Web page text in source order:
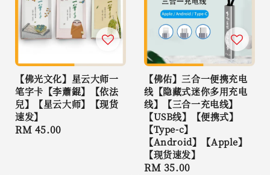
【佛光文化】星云大师一
笔字卡【李蕭錕】【依法
兒】【星云大师】【现货
速发】
Regular
RM 45.00
【佛佑】三合一便携充电
线【隐藏式迷你多用充电
线】【三合一充电线】
【USB线】【便携式】
【Type-c】
【Android】【Apple】
【现货速发】
Regular
RM 35.00